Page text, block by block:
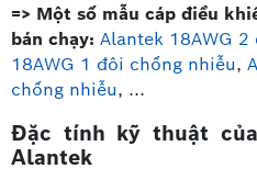
=> Một số mẫu cáp điều
bán chạy: Alantek 18AWG
18AWG 1 đôi chống nhiễu,
chống nhiễu, ...
Đặc tính kỹ thuật
Alantek